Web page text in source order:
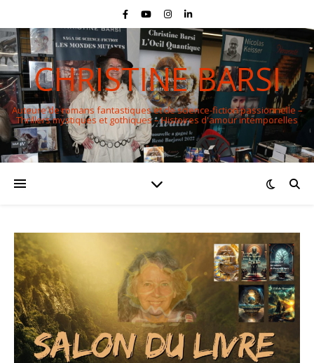
CHRISTINE BARSI
Auteure de romans fantastiques et de science-fiction passionnelle –
Thrillers mystiques et gothiques – Histoires d'amour intemporelles